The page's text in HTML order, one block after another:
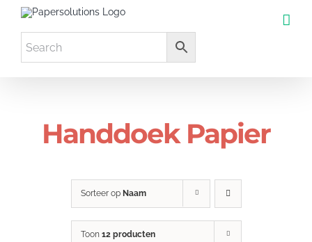
inhoud
Handdoek Papier
Sorteer op Naam
Toon 12 producten